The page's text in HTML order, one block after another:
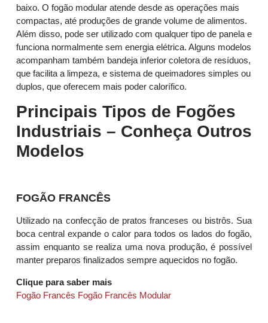
baixo. O fogão modular atende desde as operações mais
compactas, até produções de grande volume de alimentos.
Além disso, pode ser utilizado com qualquer tipo de panela e
funciona normalmente sem energia elétrica. Alguns modelos
acompanham também bandeja inferior coletora de resíduos,
que facilita a limpeza, e sistema de queimadores simples ou
duplos, que oferecem mais poder calorífico.
Principais Tipos de Fogões
Industriais – Conheça Outros
Modelos
FOGÃO FRANCÊS
Utilizado na confecção de pratos franceses ou bistrôs. Sua
boca central expande o calor para todos os lados do fogão,
assim enquanto se realiza uma nova produção, é possível
manter preparos finalizados sempre aquecidos no fogão.
Clique para saber mais
Fogão Francês Fogão Francês Modular